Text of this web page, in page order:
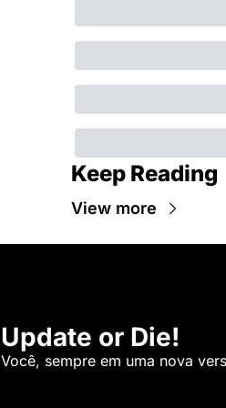
Keep Reading
View more
Update or Die!
Você, sempre em uma nova